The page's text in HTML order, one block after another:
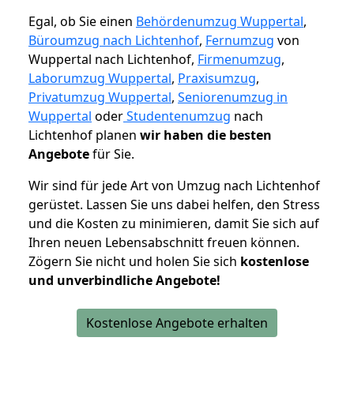
Egal, ob Sie einen Behördenumzug Wuppertal,
Büroumzug nach Lichtenhof, Fernumzug von
Wuppertal nach Lichtenhof, Firmenumzug,
Laborumzug Wuppertal, Praxisumzug,
Privatumzug Wuppertal, Seniorenumzug in
Wuppertal oderStudentenumzug nach
Lichtenhof planen wir haben die besten
Angebotefür Sie.
Wir sind für jede Art von Umzug nach Lichtenhof
gerüstet. Lassen Sie uns dabei helfen, den Stress
und die Kosten zu minimieren, damit Sie sich auf
Ihren neuen Lebensabschnitt freuen können.
Zögern Sie nicht und holen Sie sich kostenlose
und unverbindliche Angebote!
Kostenlose Angebote erhalten